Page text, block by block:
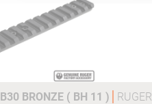
BRONZE ( BH 11 ) RUGER